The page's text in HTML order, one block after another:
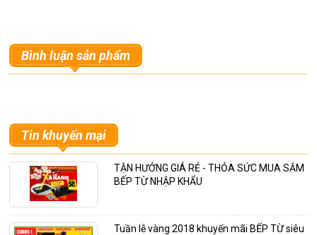
Bình luận sản phẩm
Tin khuyến mại
TẬN HƯỞNG GIÁ RẺ - THỎA SỨC MUA SẮM
BẾP TỪ NHẬP KHẨU
Tuần lễ vàng 2018 khuyến mãi BẾP TỪ siêu